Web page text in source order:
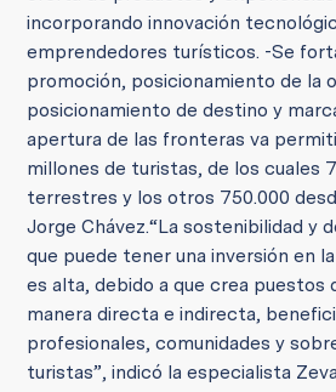
incorporando innovación
emprendedores turísticos. -Se
promoción, posicionamiento de la
posicionamiento de destino y
apertura de las fronteras va
millones de turistas, de los cuales
terrestres y los otros 750.000
Jorge Chávez.“La sostenibilidad y
que puede tener una inversión en
es alta, debido a que crea puestos
manera directa e indirecta,
profesionales, comunidades y
turistas”, indicó la especialista